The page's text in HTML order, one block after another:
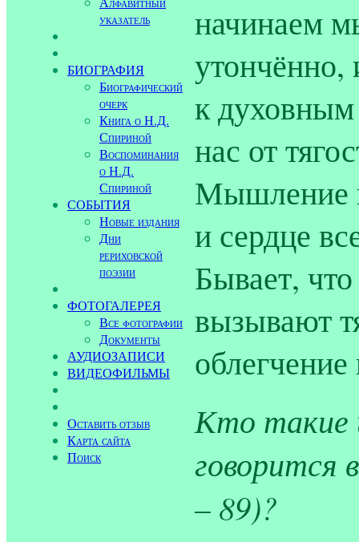
указатель
БИОГРАФИЯ
Биографический
очерк
Книга о Н.Д.
Спириной
Воспоминания
о Н.Д.
Спириной
СОБЫТИЯ
Новые издания
Дни
рериховской
поэзии
ФОТОГАЛЕРЕЯ
Все фотографии
Документы
АУДИОЗАПИСИ
ВИДЕОФИЛЬМЫ
Оставить отзыв
Карта сайта
Поиск
начинаем
к
нас от
Мышление
и сердце
Бывает,
вызывают
Кто такие
говорится
– 89)?